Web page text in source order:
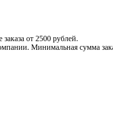
от 2500 рублей.
Минимальная сумма